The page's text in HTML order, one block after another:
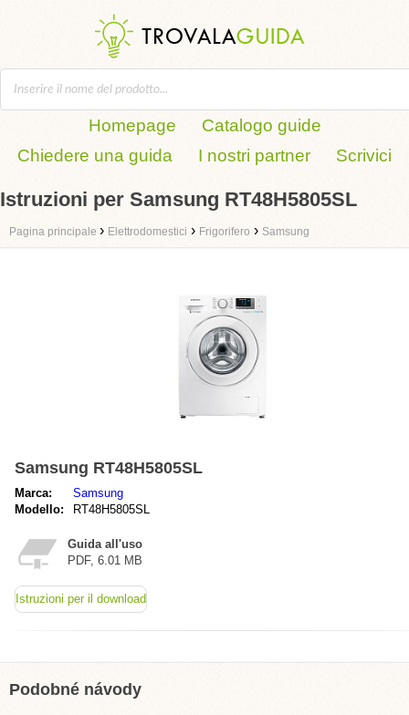
Homepage
Catalogo guide
Chiedere una guida
I nostri partner Scrivici
Istruzioni per Samsung RT48H5805SL
Pagina principale › Elettrodomestici › Frigorifero › Samsung
Samsung RT48H5805SL
Marca:
Samsung
Modello:
RT48H5805SL
Guida all'uso
PDF, 6.01 MB
Istruzioni per il download
Podobné návody